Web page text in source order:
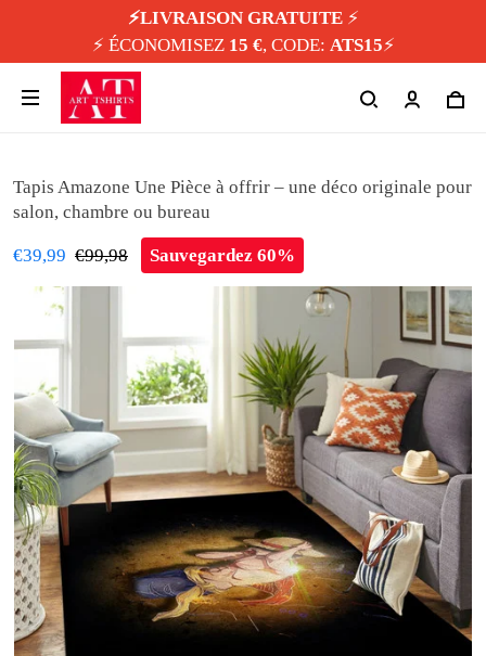
⚡️LIVRAISON GRATUITE⚡️
⚡️ ÉCONOMISEZ 15 €, CODE: ATS15⚡️
Tapis Amazone Une Pièce à offrir – une déco originale pour
salon, chambre ou bureau
€39,99 €99,98 Sauvegardez 60%